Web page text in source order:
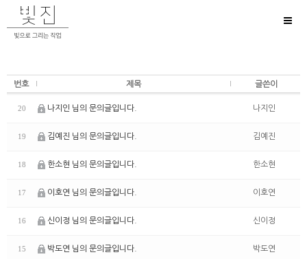
번호 제목 글쓴이
20 나지인 님의 문의글입니다. 나지인
19 김예진 님의 문의글입니다. 김예진
18 한소현 님의 문의글입니다. 한소현
17 이호연 님의 문의글입니다. 이호연
16 신이정 님의 문의글입니다. 신이정
15 박도연 님의 문의글입니다. 박도연